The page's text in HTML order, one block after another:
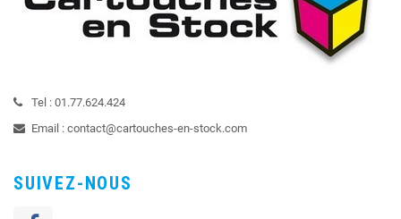
Tel : 01.77.624.424
Email : contact@cartouches-en-stock.com
SUIVEZ-NOUS